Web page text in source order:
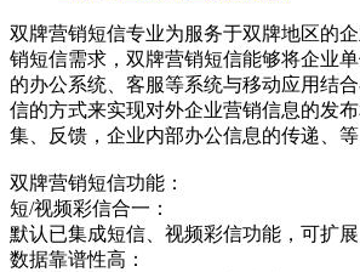
双牌营销短信专业为服务于双牌地区的
销短信需求，双牌营销短信能够将企业
的办公系统、客服等系统与移动应用结
信的方式来实现对外企业营销信息的发
集、反馈，企业内部办公信息的传递、等
双牌营销短信功能：
短/视频彩信合一：
默认已集成短信、视频彩信功能，可扩展
数据靠谱性高：